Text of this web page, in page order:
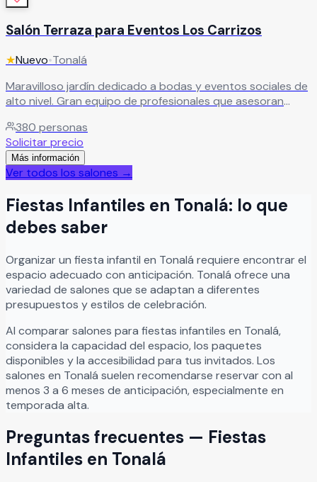
Salón Terraza para Eventos Los Carrizos
★Nuevo•Tonalá
Maravilloso jardín dedicado a bodas y eventos sociales de
alto nivel. Gran equipo de profesionales que asesoran
Leer más
380 personas
Solicitar precio
Más información
Ver todos los salones →
Fiestas Infantiles en Tonalá: lo que
debes saber
Organizarun fiesta infantil en Tonalá requiere encontrar el
espacio adecuado con anticipación. Tonalá ofrece una
variedad de salones que se adaptan a diferentes
presupuestos y estilos de celebración.
Al comparar salones para fiestas infantiles en Tonalá,
considera la capacidad del espacio, los paquetes
disponibles y la accesibilidad para tus invitados. Los
salones en Tonalá suelen recomendarse reservar con al
menos 3 a 6 meses de anticipación, especialmente en
temporada alta.
Preguntas frecuentes — Fiestas
Infantiles en Tonalá